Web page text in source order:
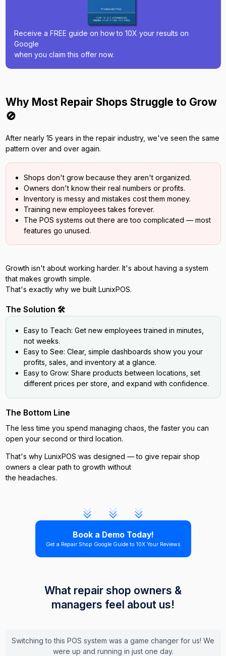
Receive a FREE guide on how to 10X your results on
Google
when you claim this offer now.
Why Most Repair Shops Struggle to Grow
🚫
After nearly 15 years in the repair industry, we've seen the same
pattern over and over again.
Shops don't grow because they aren't organized.
Owners don't know their real numbers or profits.
Inventory is messy and mistakes cost them money.
Training new employees takes forever.
The POS systems out there are too complicated — most
features go unused.
Growth isn't about working harder. It's about having a system
that makes growth simple.
That's exactly why we built LunixPOS.
The Solution 🛠️
Easy to Teach: Get new employees trained in minutes,
not weeks.
Easy to See: Clear, simple dashboards show you your
profits, sales, and inventory at a glance.
Easy to Grow: Share products between locations, set
different prices per store, and expand with confidence.
The Bottom Line
The less time you spend managing chaos, the faster you can
open your second or third location.
That's why LunixPOS was designed — to give repair shop
owners a clear path to growth without
the headaches.
Book a Demo Today!
Get a Repair Shop Google Guide to 10X Your Reviews
What repair shop owners &
managers feel about us!
Switching to this POS system was a game changer for us! We
were up and running in just one day.